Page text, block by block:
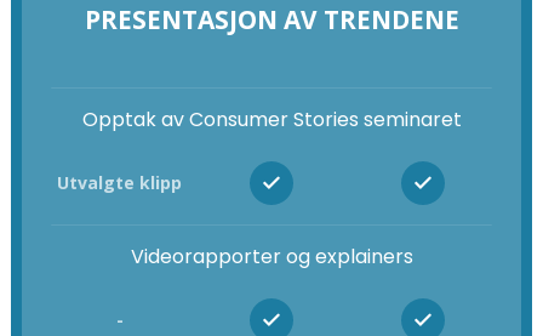
PRESENTASJON AV TRENDENE
Opptak av Consumer Stories seminaret
Utvalgte klipp
Videorapporter og explainers
-